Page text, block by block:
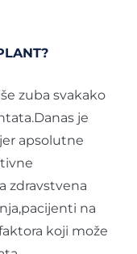
zuba svakako
je
apsolutne
zdravstvena
na
koji može